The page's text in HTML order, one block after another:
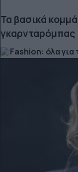
Τα βασικά
γκαρνταρόμπας
Fashion: όλα